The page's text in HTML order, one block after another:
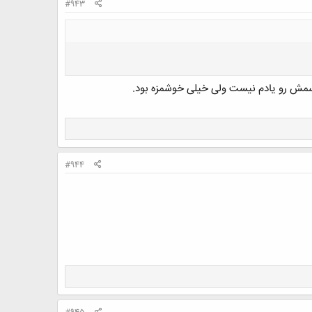
#943
رو یادم نیست ولی خیلی خوشمزه بود.
#944